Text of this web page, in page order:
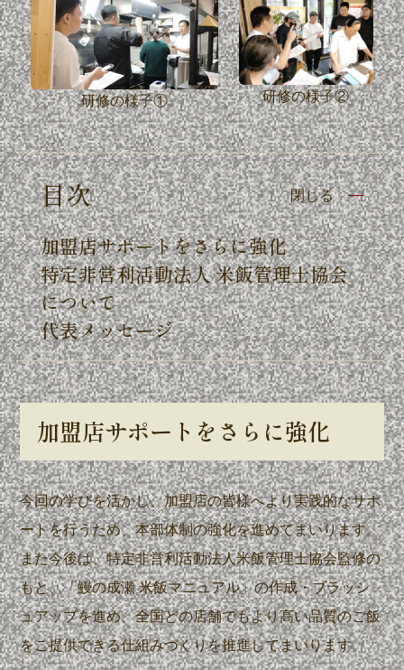
研修の様子① 研修の様子②
目次 閉じる
加盟店サポートをさらに強化
特定非営利活動法人 米飯管理士協会
について
代表メッセージ
加盟店サポートをさらに強化
今回の学びを活かし、加盟店の皆様へより実践的なサポ
ートを行うため、本部体制の強化を進めてまいります。
また今後は、特定非営利活動法人米飯管理士協会監修の
もと、「鰻の成瀬 米飯マニュアル」の作成・ブラッシ
ュアップを進め、全国どの店舗でもより高い品質のご飯
をご提供できる仕組みづくりを推進してまいります。